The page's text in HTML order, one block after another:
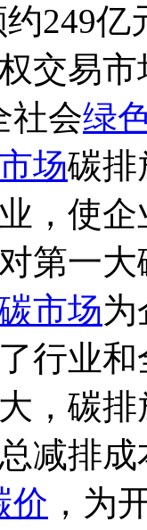
249
交易
社会绿
场碳排
，使
第一
市场
行业
，碳
减排
价 ，为